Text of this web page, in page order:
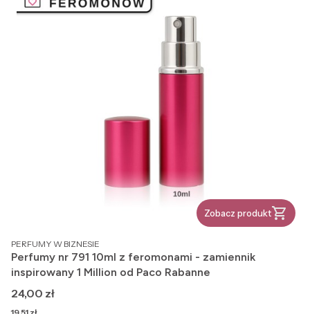
Zobacz produkt
PRODUCENT
PERFUMY W BIZNESIE
Perfumy nr 791 10ml z feromonami - zamiennik
inspirowany 1 Million od Paco Rabanne
Cena
24,00 zł
Cena